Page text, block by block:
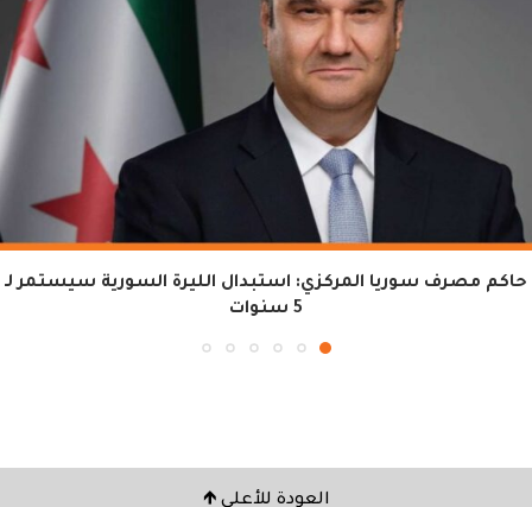
حاكم مصرف سوريا المركزي: استبدال الليرة السورية سيستمر لـ
5 سنوات
العودة للأعلى 🡹